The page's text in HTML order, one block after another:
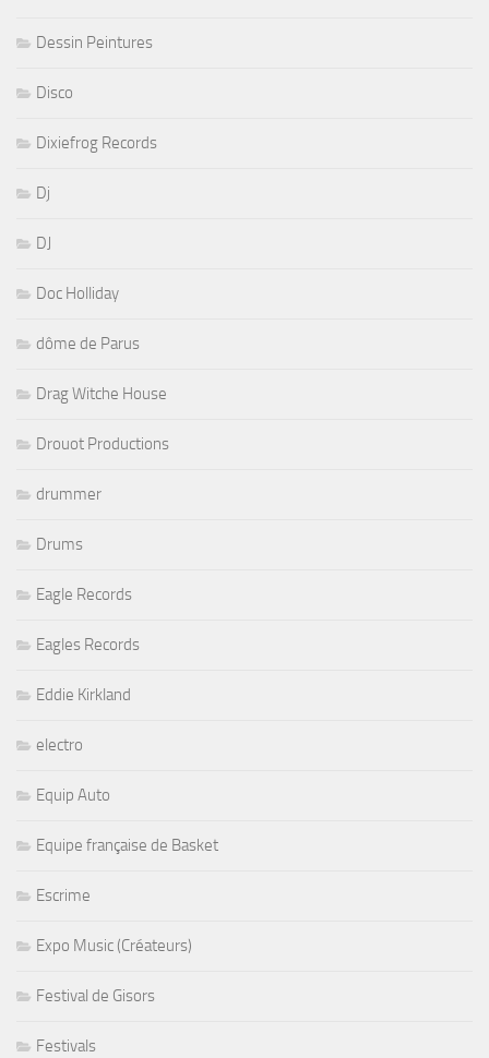
Dessin Peintures
Disco
Dixiefrog Records
Dj
DJ
Doc Holliday
dôme de Parus
Drag Witche House
Drouot Productions
drummer
Drums
Eagle Records
Eagles Records
Eddie Kirkland
electro
Equip Auto
Equipe française de Basket
Escrime
Expo Music (Créateurs)
Festival de Gisors
Festivals